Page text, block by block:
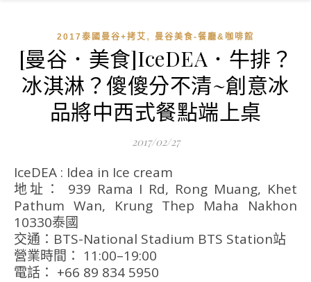
2017泰國曼谷+拷艾 , 曼谷美食-餐廳&咖啡館
[曼谷．美食]IceDEA．牛排？
冰淇淋？傻傻分不清~創意冰
品將中西式餐點端上桌
2017/02/27
IceDEA : Idea in Ice cream
地址： 939 Rama I Rd, Rong Muang, Khet
Pathum Wan, Krung Thep Maha Nakhon
10330泰國
交通：BTS-National Stadium BTS Station站
營業時間： 11:00–19:00
電話： +66 89 834 5950